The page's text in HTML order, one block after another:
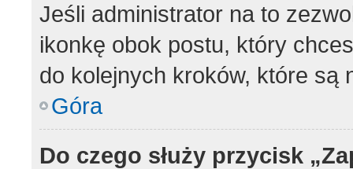
Jeśli administrator na to
ikonkę obok postu, który
do kolejnych kroków, które są
Góra
Do czego służy przycisk